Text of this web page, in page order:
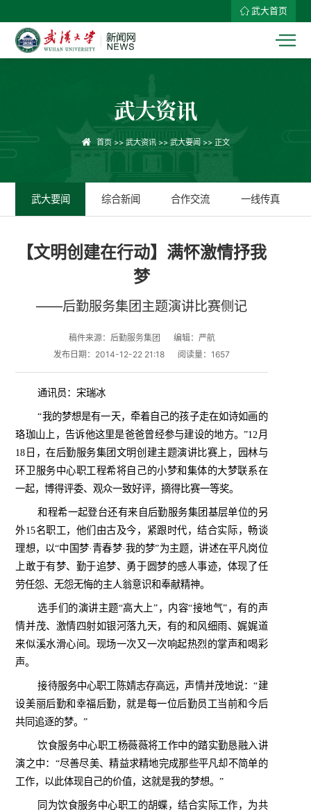
武大首页
武大资讯
首页>> 武大资讯>> 武大要闻 >> 正文
武大要闻 综合新闻 合作交流 一线传真
【文明创建在行动】满怀激情抒我
梦
——后勤服务集团主题演讲比赛侧记
稿件来源：后勤服务集团
编辑：严航
发布日期：2014-12-22 21:18
阅读量： 1657
通讯员：宋瑞冰
“我的梦想是有一天，牵着自己的孩子走在如诗如画的
珞珈山上，告诉他这里是爸爸曾经参与建设的地方。”12 月
18 日，在后勤服务集团文明创建主题演讲比赛上，
园林与
环卫服务中心职工程希将自己的小梦和集体的大梦联系在
一起，博得评委、观众一致好评，摘得比赛一等奖。
和程希一起登台还有来自后勤服务集团基层单位的另
外15名职工，他们由古及今，紧跟时代，结合实际，畅谈
理想，以“中国梦·青春梦·我的梦”为主题，讲述在平凡岗位
上敢于有梦、勤于追梦、勇于圆梦的感人事迹，体现了任
劳任怨、无怨无悔的主人翁意识和奉献精神。
选手们的演讲主题“高大上”，内容“接地气”，有的声
情并茂、激情四射如银河落九天，有的和风细雨、娓娓道
来似溪水滑心间。现场一次又一次响起热烈的掌声和喝彩
声。
接待服务中心职工陈婧志存高远，声情并茂地说：“建
设美丽后勤和幸福后勤，就是每一位后勤员工当前和今后
共同追逐的梦。”
饮食服务中心职工杨薇薇将工作中的踏实勤恳融入讲
演之中：“尽善尽美、精益求精地完成那些平凡却不简单的
工作，以此体现自己的价值，这就是我的梦想。”
同为饮食服务中心职工的胡蝶，结合实际工作，为共